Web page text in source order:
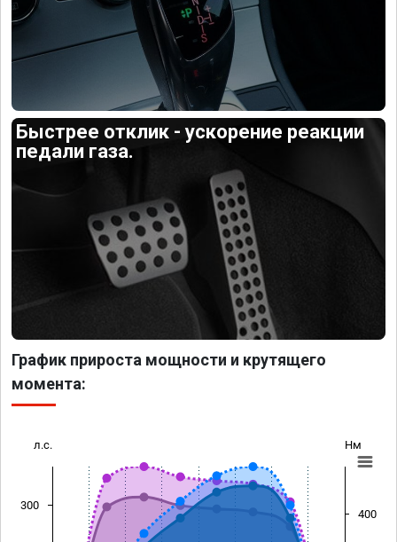
Быстрее отклик - ускорение реакции
педали газа.
График прироста мощности и крутящего
момента:
л.с. Нм
300
400